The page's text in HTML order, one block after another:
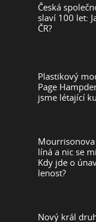
Česká
slaví 100 let:
ČR?
Plastikový
Page
jsme létající
Mourrisonova
líná a nic se
Kdy jde o
lenost?
Nový král